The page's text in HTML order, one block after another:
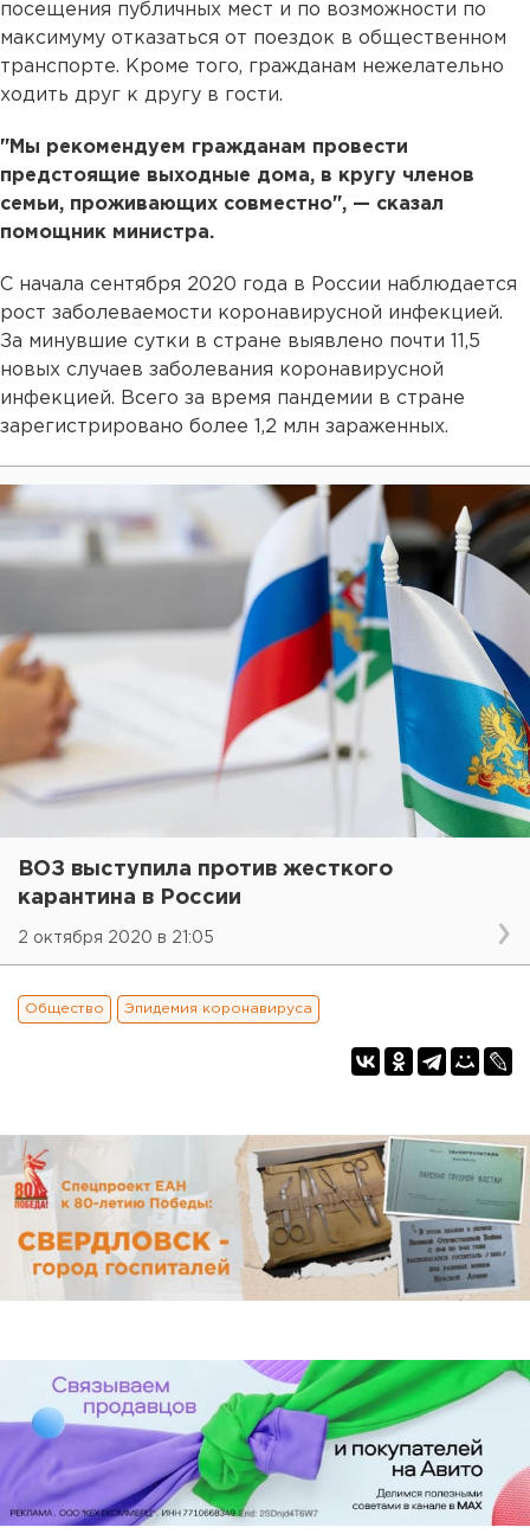
посещения публичных мест и по возможности по
максимуму отказаться от поездок в общественном
транспорте. Кроме того, гражданам нежелательно
ходить друг к другу в гости.
"Мы рекомендуем гражданам провести
предстоящие выходные дома, в кругу членов
семьи, проживающих совместно", — сказал
помощник министра.
С начала сентября 2020 года в России наблюдается
рост заболеваемости коронавирусной инфекцией.
За минувшие сутки в стране выявлено почти 11,5
новых случаев заболевания коронавирусной
инфекцией. Всего за время пандемии в стране
зарегистрировано более 1,2 млн зараженных.
ВОЗ выступила против жесткого
карантина в России
2 октября 2020 в 21:05
Общество Эпидемия коронавируса